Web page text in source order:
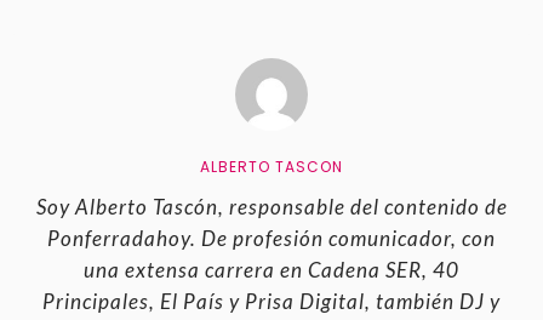
ALBERTO TASCON
Soy Alberto Tascón, responsable del contenido de
Ponferradahoy. De profesión comunicador, con
una extensa carrera en Cadena SER, 40
Principales, El País y Prisa Digital, también DJ y